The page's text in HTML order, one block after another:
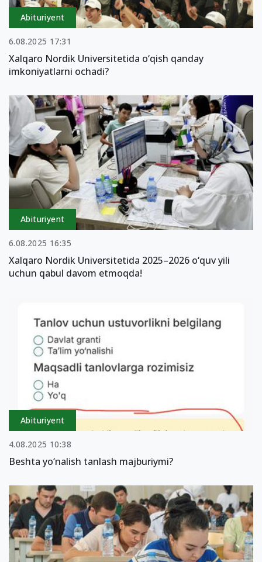
Abituriyent
6.08.2025 17:31
Xalqaro Nordik Universitetida o‘qish qanday
imkoniyatlarni ochadi?
Abituriyent
6.08.2025 16:35
Xalqaro Nordik Universitetida 2025–2026 o‘quv yili
uchun qabul davom etmoqda!
Abituriyent
4.08.2025 10:38
Beshta yo‘nalish tanlash majburiymi?